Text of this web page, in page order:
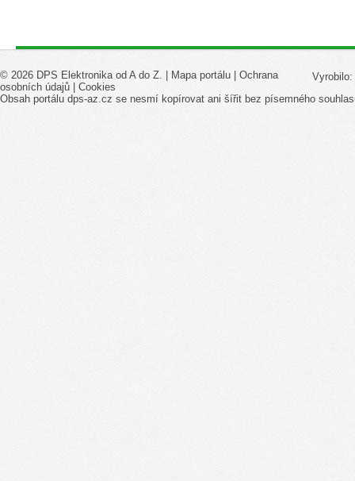
Vyrobilo:
© 2026 DPS Elektronika od A do Z. | Mapa portálu
Ochrana
osobních údajů
Cookies
Obsah portálu dps-az.cz se nesmí kopírovat ani šířit bez písemného